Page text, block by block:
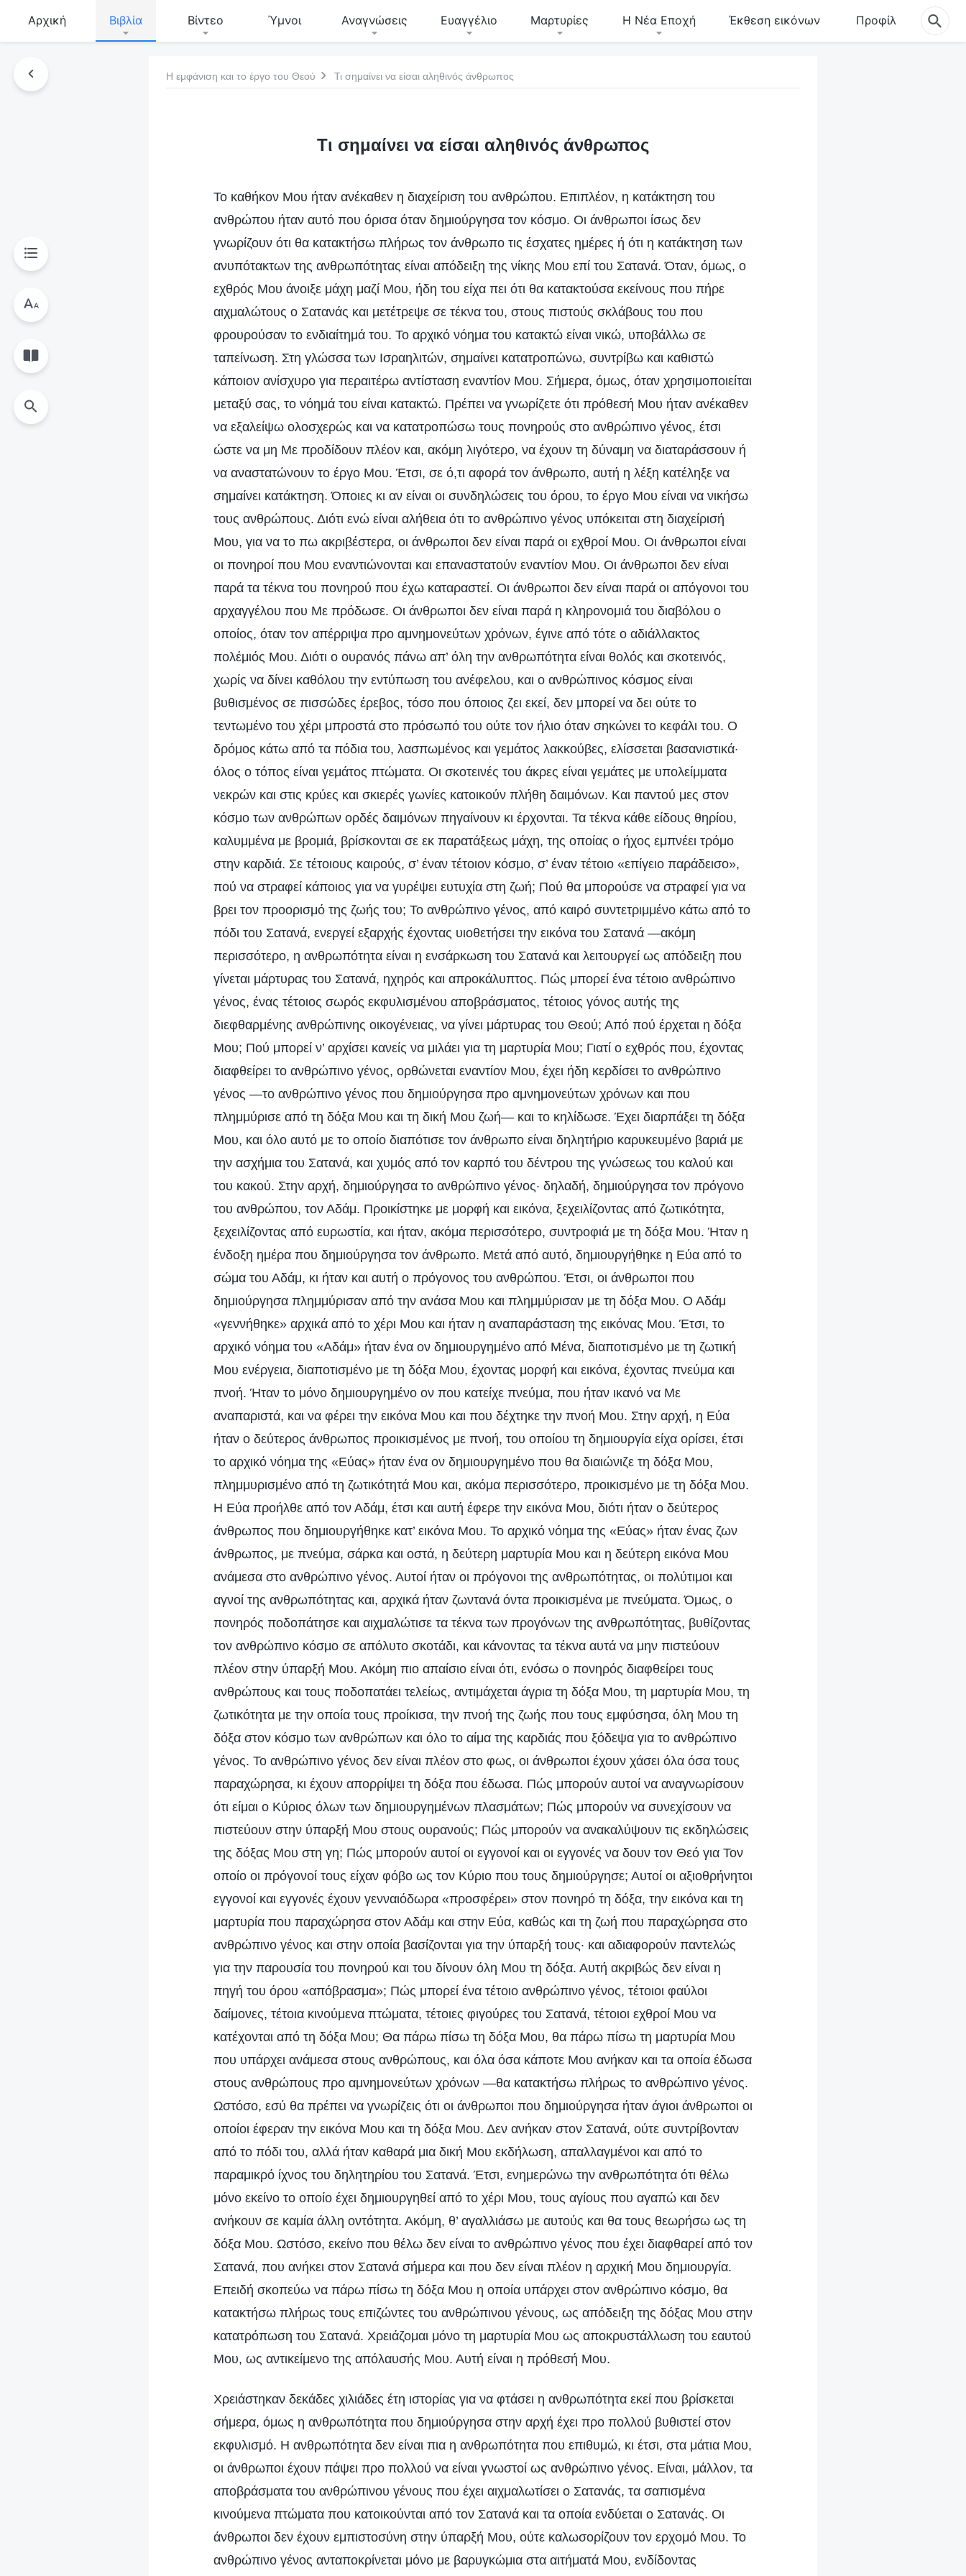
Αρχική Βιβλία Βίντεο Ύμνοι Αναγνώσεις Ευαγγέλιο Μαρτυρίες Η Νέα Εποχή Έκθεση εικόνων Προφίλ
Η εμφάνιση και το έργο του Θεού Τι σημαίνει να είσαι αληθινός άνθρωπος
Τι σημαίνει να είσαι αληθινός άνθρωπος
Το καθήκον Μου ήταν ανέκαθεν η διαχείριση του ανθρώπου. Επιπλέον, η κατάκτηση του
ανθρώπου ήταν αυτό που όρισα όταν δημιούργησα τον κόσμο. Οι άνθρωποι ίσως δεν
γνωρίζουν ότι θα κατακτήσω πλήρως τον άνθρωπο τις έσχατες ημέρες ή ότι η κατάκτηση των
ανυπότακτων της ανθρωπότητας είναι απόδειξη της νίκης Μου επί του Σατανά. Όταν, όμως, ο
εχθρός Μου άνοιξε μάχη μαζί Μου, ήδη του είχα πει ότι θα κατακτούσα εκείνους που πήρε
αιχμαλώτους ο Σατανάς και μετέτρεψε σε τέκνα του, στους πιστούς σκλάβους του που
φρουρούσαν το ενδιαίτημά του. Το αρχικό νόημα του κατακτώ είναι νικώ, υποβάλλω σε
ταπείνωση. Στη γλώσσα των Ισραηλιτών, σημαίνει κατατροπώνω, συντρίβω και καθιστώ
κάποιον ανίσχυρο για περαιτέρω αντίσταση εναντίον Μου. Σήμερα, όμως, όταν χρησιμοποιείται
μεταξύ σας, το νόημά του είναι κατακτώ. Πρέπει να γνωρίζετε ότι πρόθεσή Μου ήταν ανέκαθεν
να εξαλείψω ολοσχερώς και να κατατροπώσω τους πονηρούς στο ανθρώπινο γένος, έτσι
ώστε να μη Με προδίδουν πλέον και, ακόμη λιγότερο, να έχουν τη δύναμη να διαταράσσουν ή
να αναστατώνουν το έργο Μου. Έτσι, σε ό,τι αφορά τον άνθρωπο, αυτή η λέξη κατέληξε να
σημαίνει κατάκτηση. Όποιες κι αν είναι οι συνδηλώσεις του όρου, το έργο Μου είναι να νικήσω
τους ανθρώπους. Διότι ενώ είναι αλήθεια ότι το ανθρώπινο γένος υπόκειται στη διαχείρισή
Μου, για να το πω ακριβέστερα, οι άνθρωποι δεν είναι παρά οι εχθροί Μου. Οι άνθρωποι είναι
οι πονηροί που Μου εναντιώνονται και επαναστατούν εναντίον Μου. Οι άνθρωποι δεν είναι
παρά τα τέκνα του πονηρού που έχω καταραστεί. Οι άνθρωποι δεν είναι παρά οι απόγονοι του
αρχαγγέλου που Με πρόδωσε. Οι άνθρωποι δεν είναι παρά η κληρονομιά του διαβόλου ο
οποίος, όταν τον απέρριψα προ αμνημονεύτων χρόνων, έγινε από τότε ο αδιάλλακτος
πολέμιός Μου. Διότι ο ουρανός πάνω απ’ όλη την ανθρωπότητα είναι θολός και σκοτεινός,
χωρίς να δίνει καθόλου την εντύπωση του ανέφελου, και ο ανθρώπινος κόσμος είναι
βυθισμένος σε πισσώδες έρεβος, τόσο που όποιος ζει εκεί, δεν μπορεί να δει ούτε το
τεντωμένο του χέρι μπροστά στο πρόσωπό του ούτε τον ήλιο όταν σηκώνει το κεφάλι του. Ο
δρόμος κάτω από τα πόδια του, λασπωμένος και γεμάτος λακκούβες, ελίσσεται βασανιστικά·
όλος ο τόπος είναι γεμάτος πτώματα. Οι σκοτεινές του άκρες είναι γεμάτες με υπολείμματα
νεκρών και στις κρύες και σκιερές γωνίες κατοικούν πλήθη δαιμόνων. Και παντού μες στον
κόσμο των ανθρώπων ορδές δαιμόνων πηγαίνουν κι έρχονται. Τα τέκνα κάθε είδους θηρίου,
καλυμμένα με βρομιά, βρίσκονται σε εκ παρατάξεως μάχη, της οποίας ο ήχος εμπνέει τρόμο
στην καρδιά. Σε τέτοιους καιρούς, σ’ έναν τέτοιον κόσμο, σ’ έναν τέτοιο «επίγειο παράδεισο»,
πού να στραφεί κάποιος για να γυρέψει ευτυχία στη ζωή; Πού θα μπορούσε να στραφεί για να
βρει τον προορισμό της ζωής του; Το ανθρώπινο γένος, από καιρό συντετριμμένο κάτω από το
πόδι του Σατανά, ενεργεί εξαρχής έχοντας υιοθετήσει την εικόνα του Σατανά —ακόμη
περισσότερο, η ανθρωπότητα είναι η ενσάρκωση του Σατανά και λειτουργεί ως απόδειξη που
γίνεται μάρτυρας του Σατανά, ηχηρός και απροκάλυπτος. Πώς μπορεί ένα τέτοιο ανθρώπινο
γένος, ένας τέτοιος σωρός εκφυλισμένου αποβράσματος, τέτοιος γόνος αυτής της
διεφθαρμένης ανθρώπινης οικογένειας, να γίνει μάρτυρας του Θεού; Από πού έρχεται η δόξα
Μου; Πού μπορεί ν’ αρχίσει κανείς να μιλάει για τη μαρτυρία Μου; Γιατί ο εχθρός που, έχοντας
διαφθείρει το ανθρώπινο γένος, ορθώνεται εναντίον Μου, έχει ήδη κερδίσει το ανθρώπινο
γένος —το ανθρώπινο γένος που δημιούργησα προ αμνημονεύτων χρόνων και που
πλημμύρισε από τη δόξα Μου και τη δική Μου ζωή— και το κηλίδωσε. Έχει διαρπάξει τη δόξα
Μου, και όλο αυτό με το οποίο διαπότισε τον άνθρωπο είναι δηλητήριο καρυκευμένο βαριά με
την ασχήμια του Σατανά, και χυμός από τον καρπό του δέντρου της γνώσεως του καλού και
του κακού. Στην αρχή, δημιούργησα το ανθρώπινο γένος· δηλαδή, δημιούργησα τον πρόγονο
του ανθρώπου, τον Αδάμ. Προικίστηκε με μορφή και εικόνα, ξεχειλίζοντας από ζωτικότητα,
ξεχειλίζοντας από ευρωστία, και ήταν, ακόμα περισσότερο, συντροφιά με τη δόξα Μου. Ήταν η
ένδοξη ημέρα που δημιούργησα τον άνθρωπο. Μετά από αυτό, δημιουργήθηκε η Εύα από το
σώμα του Αδάμ, κι ήταν και αυτή ο πρόγονος του ανθρώπου. Έτσι, οι άνθρωποι που
δημιούργησα πλημμύρισαν από την ανάσα Μου και πλημμύρισαν με τη δόξα Μου. Ο Αδάμ
«γεννήθηκε» αρχικά από το χέρι Μου και ήταν η αναπαράσταση της εικόνας Μου. Έτσι, το
αρχικό νόημα του «Αδάμ» ήταν ένα ον δημιουργημένο από Μένα, διαποτισμένο με τη ζωτική
Μου ενέργεια, διαποτισμένο με τη δόξα Μου, έχοντας μορφή και εικόνα, έχοντας πνεύμα και
πνοή. Ήταν το μόνο δημιουργημένο ον που κατείχε πνεύμα, που ήταν ικανό να Με
αναπαριστά, και να φέρει την εικόνα Μου και που δέχτηκε την πνοή Μου. Στην αρχή, η Εύα
ήταν ο δεύτερος άνθρωπος προικισμένος με πνοή, του οποίου τη δημιουργία είχα ορίσει, έτσι
το αρχικό νόημα της «Εύας» ήταν ένα ον δημιουργημένο που θα διαιώνιζε τη δόξα Μου,
πλημμυρισμένο από τη ζωτικότητά Μου και, ακόμα περισσότερο, προικισμένο με τη δόξα Μου.
Η Εύα προήλθε από τον Αδάμ, έτσι και αυτή έφερε την εικόνα Μου, διότι ήταν ο δεύτερος
άνθρωπος που δημιουργήθηκε κατ’ εικόνα Μου. Το αρχικό νόημα της «Εύας» ήταν ένας ζων
άνθρωπος, με πνεύμα, σάρκα και οστά, η δεύτερη μαρτυρία Μου και η δεύτερη εικόνα Μου
ανάμεσα στο ανθρώπινο γένος. Αυτοί ήταν οι πρόγονοι της ανθρωπότητας, οι πολύτιμοι και
αγνοί της ανθρωπότητας και, αρχικά ήταν ζωντανά όντα προικισμένα με πνεύματα. Όμως, ο
πονηρός ποδοπάτησε και αιχμαλώτισε τα τέκνα των προγόνων της ανθρωπότητας, βυθίζοντας
τον ανθρώπινο κόσμο σε απόλυτο σκοτάδι, και κάνοντας τα τέκνα αυτά να μην πιστεύουν
πλέον στην ύπαρξή Μου. Ακόμη πιο απαίσιο είναι ότι, ενόσω ο πονηρός διαφθείρει τους
ανθρώπους και τους ποδοπατάει τελείως, αντιμάχεται άγρια τη δόξα Μου, τη μαρτυρία Μου, τη
ζωτικότητα με την οποία τους προίκισα, την πνοή της ζωής που τους εμφύσησα, όλη Μου τη
δόξα στον κόσμο των ανθρώπων και όλο το αίμα της καρδιάς που ξόδεψα για το ανθρώπινο
γένος. Το ανθρώπινο γένος δεν είναι πλέον στο φως, οι άνθρωποι έχουν χάσει όλα όσα τους
παραχώρησα, κι έχουν απορρίψει τη δόξα που έδωσα. Πώς μπορούν αυτοί να αναγνωρίσουν
ότι είμαι ο Κύριος όλων των δημιουργημένων πλασμάτων; Πώς μπορούν να συνεχίσουν να
πιστεύουν στην ύπαρξή Μου στους ουρανούς; Πώς μπορούν να ανακαλύψουν τις εκδηλώσεις
της δόξας Μου στη γη; Πώς μπορούν αυτοί οι εγγονοί και οι εγγονές να δουν τον Θεό για Τον
οποίο οι πρόγονοί τους είχαν φόβο ως τον Κύριο που τους δημιούργησε; Αυτοί οι αξιοθρήνητοι
εγγονοί και εγγονές έχουν γενναιόδωρα «προσφέρει» στον πονηρό τη δόξα, την εικόνα και τη
μαρτυρία που παραχώρησα στον Αδάμ και στην Εύα, καθώς και τη ζωή που παραχώρησα στο
ανθρώπινο γένος και στην οποία βασίζονται για την ύπαρξή τους· και αδιαφορούν παντελώς
για την παρουσία του πονηρού και του δίνουν όλη Μου τη δόξα. Αυτή ακριβώς δεν είναι η
πηγή του όρου «απόβρασμα»; Πώς μπορεί ένα τέτοιο ανθρώπινο γένος, τέτοιοι φαύλοι
δαίμονες, τέτοια κινούμενα πτώματα, τέτοιες φιγούρες του Σατανά, τέτοιοι εχθροί Μου να
κατέχονται από τη δόξα Μου; Θα πάρω πίσω τη δόξα Μου, θα πάρω πίσω τη μαρτυρία Μου
που υπάρχει ανάμεσα στους ανθρώπους, και όλα όσα κάποτε Μου ανήκαν και τα οποία έδωσα
στους ανθρώπους προ αμνημονεύτων χρόνων —θα κατακτήσω πλήρως το ανθρώπινο γένος.
Ωστόσο, εσύ θα πρέπει να γνωρίζεις ότι οι άνθρωποι που δημιούργησα ήταν άγιοι άνθρωποι οι
οποίοι έφεραν την εικόνα Μου και τη δόξα Μου. Δεν ανήκαν στον Σατανά, ούτε συντρίβονταν
από το πόδι του, αλλά ήταν καθαρά μια δική Μου εκδήλωση, απαλλαγμένοι και από το
παραμικρό ίχνος του δηλητηρίου του Σατανά. Έτσι, ενημερώνω την ανθρωπότητα ότι θέλω
μόνο εκείνο το οποίο έχει δημιουργηθεί από το χέρι Μου, τους αγίους που αγαπώ και δεν
ανήκουν σε καμία άλλη οντότητα. Ακόμη, θ’ αγαλλιάσω με αυτούς και θα τους θεωρήσω ως τη
δόξα Μου. Ωστόσο, εκείνο που θέλω δεν είναι το ανθρώπινο γένος που έχει διαφθαρεί από τον
Σατανά, που ανήκει στον Σατανά σήμερα και που δεν είναι πλέον η αρχική Μου δημιουργία.
Επειδή σκοπεύω να πάρω πίσω τη δόξα Μου η οποία υπάρχει στον ανθρώπινο κόσμο, θα
κατακτήσω πλήρως τους επιζώντες του ανθρώπινου γένους, ως απόδειξη της δόξας Μου στην
κατατρόπωση του Σατανά. Χρειάζομαι μόνο τη μαρτυρία Μου ως αποκρυστάλλωση του εαυτού
Μου, ως αντικείμενο της απόλαυσής Μου. Αυτή είναι η πρόθεσή Μου.
Χρειάστηκαν δεκάδες χιλιάδες έτη ιστορίας για να φτάσει η ανθρωπότητα εκεί που βρίσκεται
σήμερα, όμως η ανθρωπότητα που δημιούργησα στην αρχή έχει προ πολλού βυθιστεί στον
εκφυλισμό. Η ανθρωπότητα δεν είναι πια η ανθρωπότητα που επιθυμώ, κι έτσι, στα μάτια Μου,
οι άνθρωποι έχουν πάψει προ πολλού να είναι γνωστοί ως ανθρώπινο γένος. Είναι, μάλλον, τα
αποβράσματα του ανθρώπινου γένους που έχει αιχμαλωτίσει ο Σατανάς, τα σαπισμένα
κινούμενα πτώματα που κατοικούνται από τον Σατανά και τα οποία ενδύεται ο Σατανάς. Οι
άνθρωποι δεν έχουν εμπιστοσύνη στην ύπαρξή Μου, ούτε καλωσορίζουν τον ερχομό Μου. Το
ανθρώπινο γένος ανταποκρίνεται μόνο με βαρυγκώμια στα αιτήματά Μου, ενδίδοντας